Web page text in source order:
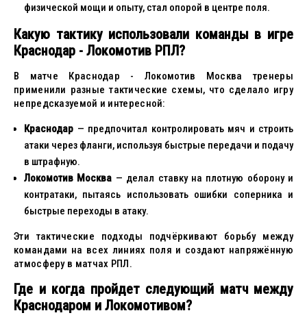
физической мощи и опыту, стал опорой в центре поля.
Какую тактику использовали команды в игре
Краснодар - Локомотив РПЛ?
В матче Краснодар - Локомотив Москва тренеры
применили разные тактические схемы, что сделало игру
непредсказуемой и интересной:
Краснодар — предпочитал контролировать мяч и строить
атаки через фланги, используя быстрые передачи и подачу
в штрафную.
Локомотив Москва — делал ставку на плотную оборону и
контратаки, пытаясь использовать ошибки соперника и
быстрые переходы в атаку.
Эти тактические подходы подчёркивают борьбу между
командами на всех линиях поля и создают напряжённую
атмосферу в матчах РПЛ.
Где и когда пройдет следующий матч между
Краснодаром и Локомотивом?